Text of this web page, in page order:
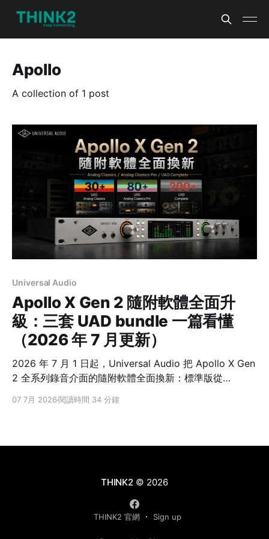
Apollo
A collection of 1 post
Universal Audio
Apollo X Gen 2 隨附軟體全面升
級：三套 UAD bundle 一篇看懂
（2026 年 7 月更新）
2026 年 7 月 1 日起，Universal Audio 把 Apollo X Gen
2 全系列錄音介面的隨附軟體全面換新：標準版從
Classics（30+ 款），進階版從 Studio+（50+ 款）升級
07 7月 2026閱讀時間 34 分鐘
THINK2© 2026
THINK2 官網 Sign up